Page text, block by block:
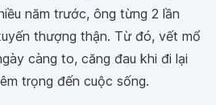
năm trước, ông từng 2 lần
thượng thận. Từ đó, vết mổ
càng to, căng đau khi đi lại
trọng đến cuộc sống.